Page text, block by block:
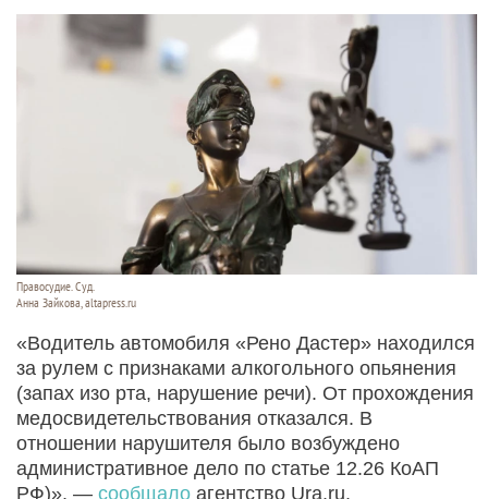
Правосудие. Суд.
Анна Зайкова, altapress.ru
«Водитель автомобиля «Рено Дастер» находился
за рулем с признаками алкогольного опьянения
(запах изо рта, нарушение речи). От прохождения
медосвидетельствования отказался. В
отношении нарушителя было возбуждено
административное дело по статье 12.26 КоАП
РФ)», — сообщало агентство Ura.ru.